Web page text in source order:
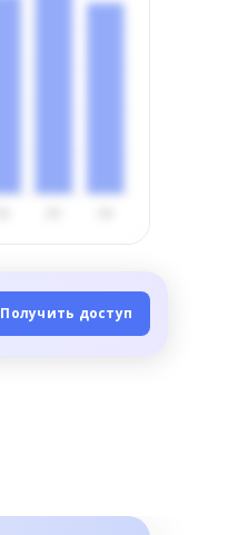
Получить доступ